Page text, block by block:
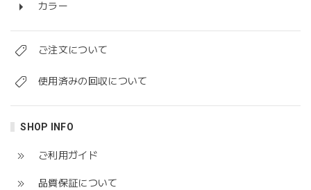
カラー
ご注文について
使用済みの回収について
SHOP INFO
ご利用ガイド
品質保証について